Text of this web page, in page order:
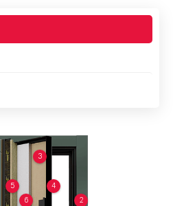
2
3
4
5
6